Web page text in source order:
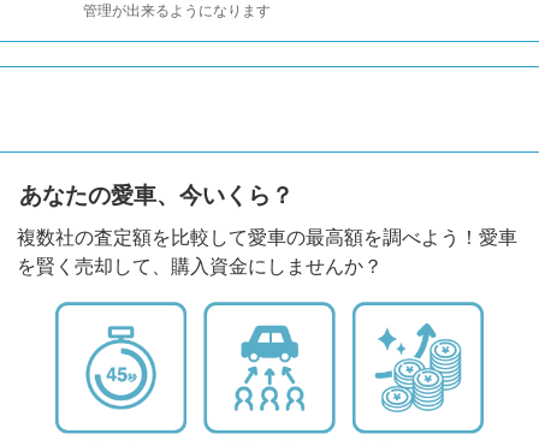
管理が出来るようになります
あなたの愛車、今いくら？
複数社の査定額を比較して愛車の最高額を調べよう！愛車
を賢く売却して、購入資金にしませんか？